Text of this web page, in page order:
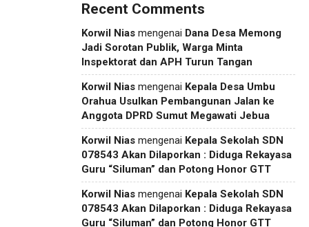
Recent Comments
Korwil Nias mengenai Dana Desa Memong
Jadi Sorotan Publik, Warga Minta
Inspektorat dan APH Turun Tangan
Korwil Nias mengenai Kepala Desa Umbu
Orahua Usulkan Pembangunan Jalan ke
Anggota DPRD Sumut Megawati Jebua
Korwil Nias mengenai Kepala Sekolah SDN
078543 Akan Dilaporkan : Diduga Rekayasa
Guru “Siluman” dan Potong Honor GTT
Korwil Nias mengenai Kepala Sekolah SDN
078543 Akan Dilaporkan : Diduga Rekayasa
Guru “Siluman” dan Potong Honor GTT